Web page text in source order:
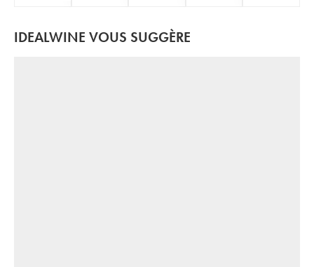
IDEALWINE VOUS SUGGÈRE